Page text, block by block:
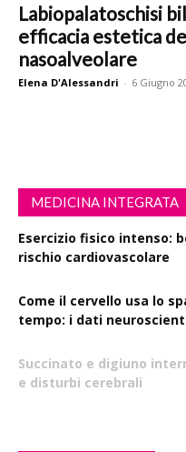
Labiopalatoschisi
efficacia estetica
nasoalveolare
Elena D'Alessandri - 6 Giugno
MEDICINA INTEGRATA
Esercizio fisico intenso:
rischio cardiovascolare
Come il cervello usa lo
tempo: i dati
Succinato e digiuno
e disturbi cerebrali